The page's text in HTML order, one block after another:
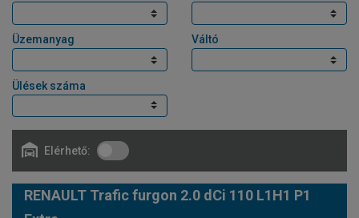
Üzemanyag Váltó
Ülések száma
Elérhető:
RENAULT Trafic furgon 2.0 dCi 110 L1H1 P1